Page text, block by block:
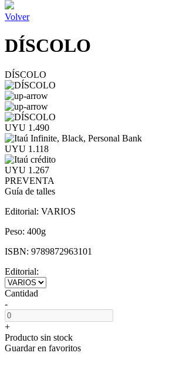
Volver
DÍSCOLO
DÍSCOLO
UYU 1.490
UYU 1.118
UYU 1.267
PREVENTA
Guía de talles
Editorial: VARIOS
Peso: 400g
ISBN: 9789872963101
Editorial:
Cantidad
-
+
Producto sin stock
Guardar en favoritos